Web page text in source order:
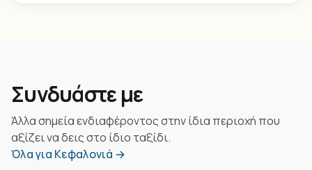
Συνδυάστε με
Άλλα σημεία ενδιαφέροντος στην ίδια περιοχή που
αξίζει να δεις στο ίδιο ταξίδι.
Όλα για Κεφαλονιά →